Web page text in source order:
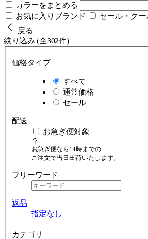
カラーをまとめる
お気に入りブランド
セール・クー
戻る
絞り込み (全302件)
価格タイプ
すべて
通常価格
セール
配送
お急ぎ便対象
お急ぎ便なら14時までの
ご注文で当日出荷いたします。
フリーワード
返品
指定なし
カテゴリ